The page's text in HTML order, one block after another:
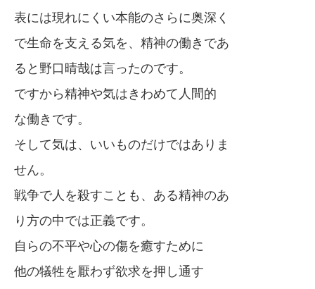
表には現れにくい本能のさらに奥深く
で生命を支える気を、精神の働きであ
ると野口晴哉は言ったのです。
ですから精神や気はきわめて人間的
な働きです。
そして気は、いいものだけではありま
せん。
戦争で人を殺すことも、ある精神のあ
り方の中では正義です。
自らの不平や心の傷を癒すために
他の犠牲を厭わず欲求を押し通す